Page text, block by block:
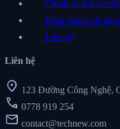
Chính sách bảo mật
Điều khoản sử
Liên hệ
Liên hệ
location_on 123 Đường Công Nghệ,
call 0778 919 254
mail contact@technew.com